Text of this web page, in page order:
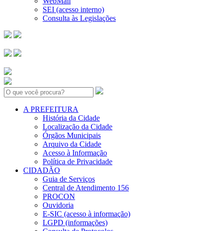
SEI (acesso interno)
Consulta às Legislações
Search:
A PREFEITURA
História da Cidade
Localização da Cidade
Órgãos Municipais
Arquivo da Cidade
Acesso à Informação
Política de Privacidade
CIDADÃO
Guia de Serviços
Central de Atendimento 156
PROCON
Ouvidoria
E-SIC (acesso à informação)
LGPD (informações)